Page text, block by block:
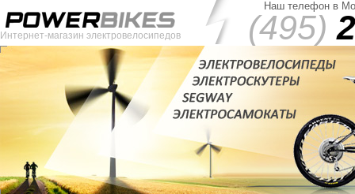
Интернет-магазин электровелосипедов
Наш телефон в
(495)